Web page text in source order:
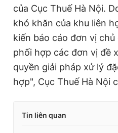
của Cục Thuế Hà Nội.
khó khăn của khu liên
kiến báo cáo đơn vị chủ
phối hợp các đơn vị đề
quyền giải pháp xử lý
hợp", Cục Thuế Hà Nội
Tin liên quan